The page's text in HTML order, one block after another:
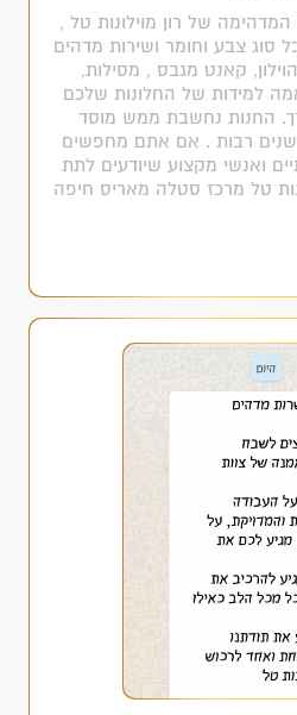
המדהימה של רון מוילונות טל ,
סוג צבע וחומר ושירות מדהים
קאנט מגבס , מסילות,
למידות של החלונות שלכם
החנות נחשבת ממש מוסד
שנים רבות . אם אתם מחפשים
ואנשי מקצוע שיודעים לתת
טל מרכז סטלה מאריס חיפה